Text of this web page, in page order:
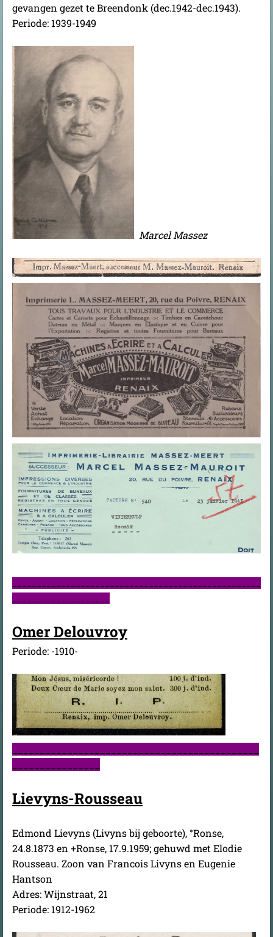
gevangen gezet te Breendonk (dec.1942-dec.1943).
Periode: 1939-1949
Marcel Massez
Omer Delouvroy
Periode: -1910-
Lievyns-Rousseau
Edmond Lievyns (Livyns bij geboorte), °Ronse,
24.8.1873 en +Ronse, 17.9.1959; gehuwd met Elodie
Rousseau. Zoon van Francois Livyns en Eugenie
Hantson
Adres: Wijnstraat, 21
Periode: 1912-1962